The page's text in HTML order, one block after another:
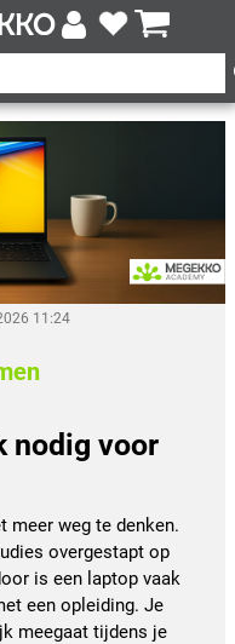
11:24
nodig voor
meer weg te denken.
overgestapt op
is een laptop vaak
een opleiding. Je
meegaat tijdens je